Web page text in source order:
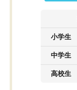
小学生
中学生
高校生